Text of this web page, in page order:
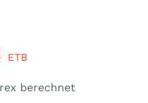
ETB
berechnet